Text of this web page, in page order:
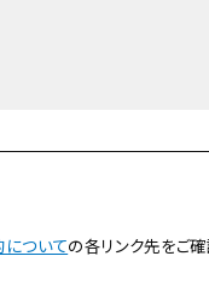
ついての各リンク先をご確